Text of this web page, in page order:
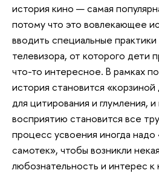
история кино — самая
потому что это вовлекающее
вводить специальные
телевизора, от которого дети
что-то интересное. В рамках
история становится
для цитирования и глумления,
восприятию становится все
процесс усвоения иногда надо
самотек», чтобы возникли
любознательность и интерес к